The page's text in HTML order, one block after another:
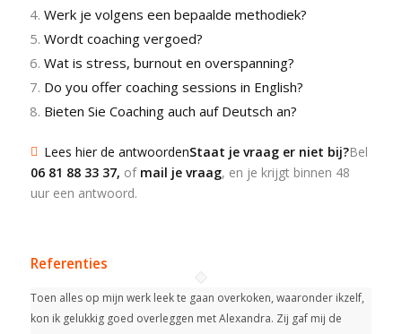
Werk je volgens een bepaalde methodiek?
Wordt coaching vergoed?
Wat is stress, burnout en overspanning?
Do you offer coaching sessions in English?
Bieten Sie Coaching auch auf Deutsch an?
Lees hier de antwoordenStaat je vraag er niet bij?Bel
06 81 88 33 37, of mail je vraag, en je krijgt binnen 48
uur een antwoord.
Referenties
Toen alles op mijn werk leek te gaan overkoken, waaronder ikzelf,
kon ik gelukkig goed overleggen met Alexandra. Zij gaf mij de